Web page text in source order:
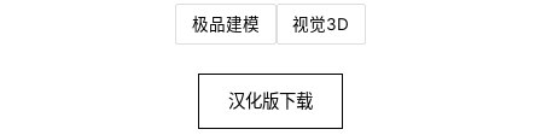
极品建模 视觉3D
汉化版下载